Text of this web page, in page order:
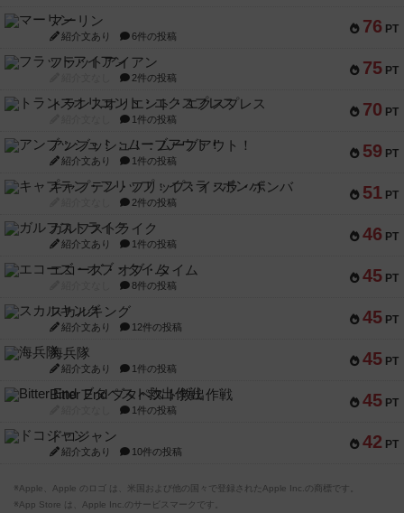
76 PT
マーリン
紹介文あり 6件の投稿
75 PT
フラットアイアン
2件の投稿
70 PT
トランスオリエント・エクスプレス
1件の投稿
59 PT
アンブッシュ！：ムーブアウト！
紹介文あり 1件の投稿
51 PT
キャプテン・フリップ：イスラ・ボンバ
2件の投稿
46 PT
ガルフストライク
紹介文あり 1件の投稿
45 PT
エコーズ・オブ・タイム
8件の投稿
45 PT
スカルキング
紹介文あり 12件の投稿
45 PT
海兵隊
紹介文あり 1件の投稿
45 PT
Bitter End ブタペスト救出作戦
1件の投稿
42 PT
ドコジャン
紹介文あり 10件の投稿
※Apple、Apple のロゴ は、米国および他の国々で登録されたApple Inc.の商標です。
※App Store は、Apple Inc.のサービスマークです。